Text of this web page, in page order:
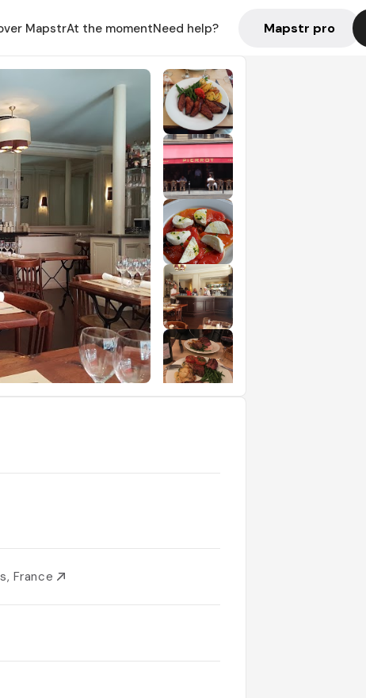
MapstrAt the momentNeed help? Mapstr pro
France